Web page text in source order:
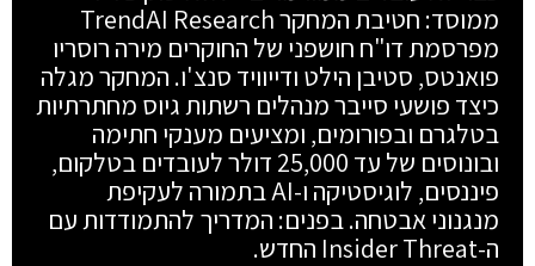
ממוסד: חטיבת המחקר TrendAI Research
מפרסמת דו"ח חושפני של החוקרים מירה רוסריו
פואנטס, סטיבן הילט ודייוויד סנצ'ו. המחקר מגלה
כיצד פושעי סייבר מנהלים רשתות גיוס מחתרתיות
בטלגרם ובפורומים, ומציעים מענקי חתימה
ובונוסים של עד 25,000 דולר לעובדים בטלקום,
פיננסים, לוגיסטיקה ו-AI בתמורה לעקיפת
מנגנוני אבטחה. בפנים: המדריך להתמודדות עם
ה-Insider Threat החדש.